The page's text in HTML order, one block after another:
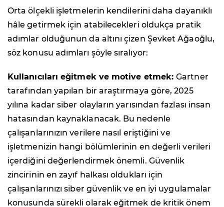
Orta ölçekli işletmelerin kendilerini daha dayanıklı
hâle getirmek için atabilecekleri oldukça pratik
adımlar olduğunun da altını çizen Şevket Ağaoğlu,
söz konusu adımları şöyle sıralıyor:
Kullanıcıları eğitmek ve motive etmek:Gartner
tarafından yapılan bir araştırmaya göre, 2025
yılına kadar siber olayların yarısından fazlası insan
hatasından kaynaklanacak. Bu nedenle
çalışanlarınızın verilere nasıl eriştiğini ve
işletmenizin hangi bölümlerinin en değerli verileri
içerdiğini değerlendirmek önemli. Güvenlik
zincirinin en zayıf halkası oldukları için
çalışanlarınızı siber güvenlik ve en iyi uygulamalar
konusunda sürekli olarak eğitmek de kritik önem